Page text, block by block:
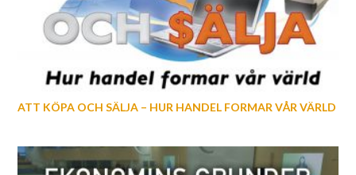
ATT KÖPA OCH SÄLJA – HUR HANDEL FORMAR VÅR VÄRLD